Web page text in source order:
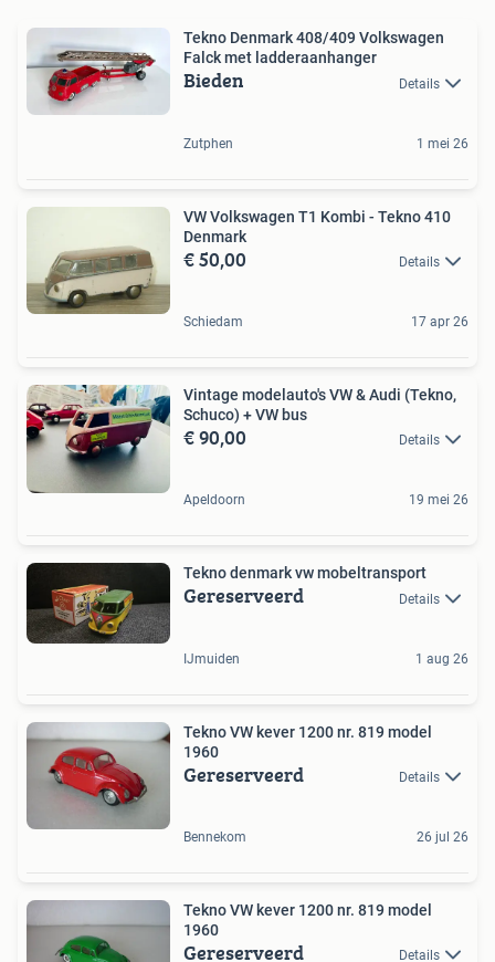
Tekno Denmark 408/409 Volkswagen
Falck met ladderaanhanger
Bieden Details
Zutphen 1 mei 26
VW Volkswagen T1 Kombi - Tekno 410
Denmark
€ 50,00 Details
Schiedam 17 apr 26
Vintage modelauto's VW & Audi (Tekno,
Schuco) + VW bus
€ 90,00 Details
Apeldoorn 19 mei 26
Tekno denmark vw mobeltransport
Gereserveerd Details
IJmuiden 1 aug 26
Tekno VW kever 1200 nr. 819 model
1960
Gereserveerd Details
Bennekom 26 jul 26
Tekno VW kever 1200 nr. 819 model
1960
Gereserveerd Details